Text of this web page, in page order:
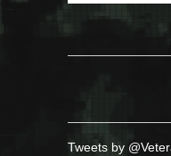
Tweets by